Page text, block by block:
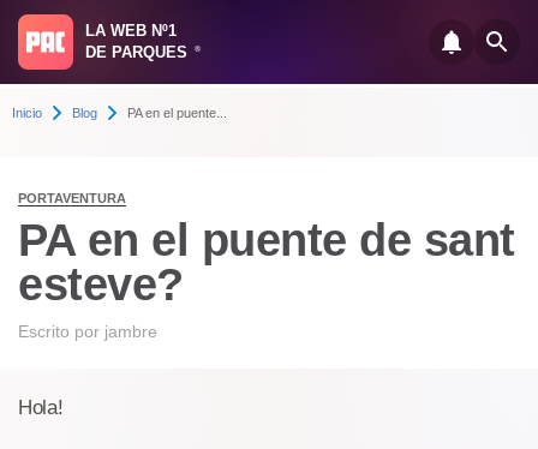
LA WEB Nº1
DE PARQUES
®
Inicio Blog PA en el puente...
PORTAVENTURA
PA en el puente de sant
esteve?
Escrito por jambre
Hola!